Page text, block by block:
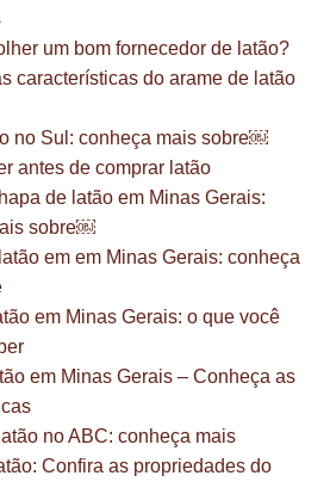
um bom fornecedor de latão?
características do arame de latão
no Sul: conheça mais sobre￼
antes de comprar latão
de latão em Minas Gerais:
sobre￼
em em Minas Gerais: conheça
em Minas Gerais: o que você
em Minas Gerais – Conheça as
no ABC: conheça mais
Confira as propriedades do